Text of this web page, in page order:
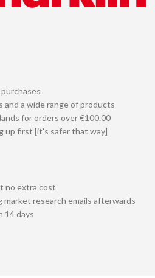
a wide range of products
for orders over €100.00
up first [it's safer that way]
no extra cost
market research emails afterwards
14 days